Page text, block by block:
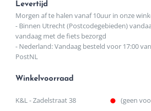
Levertijd
Morgen af te halen vanaf 10uur in onze
- Binnen Utrecht (Postcodegebieden)
vandaag met de fiets bezorgd
- Nederland: Vandaag besteld voor 17:00
PostNL
Winkelvoorraad
K&L - Zadelstraat 38 (geen